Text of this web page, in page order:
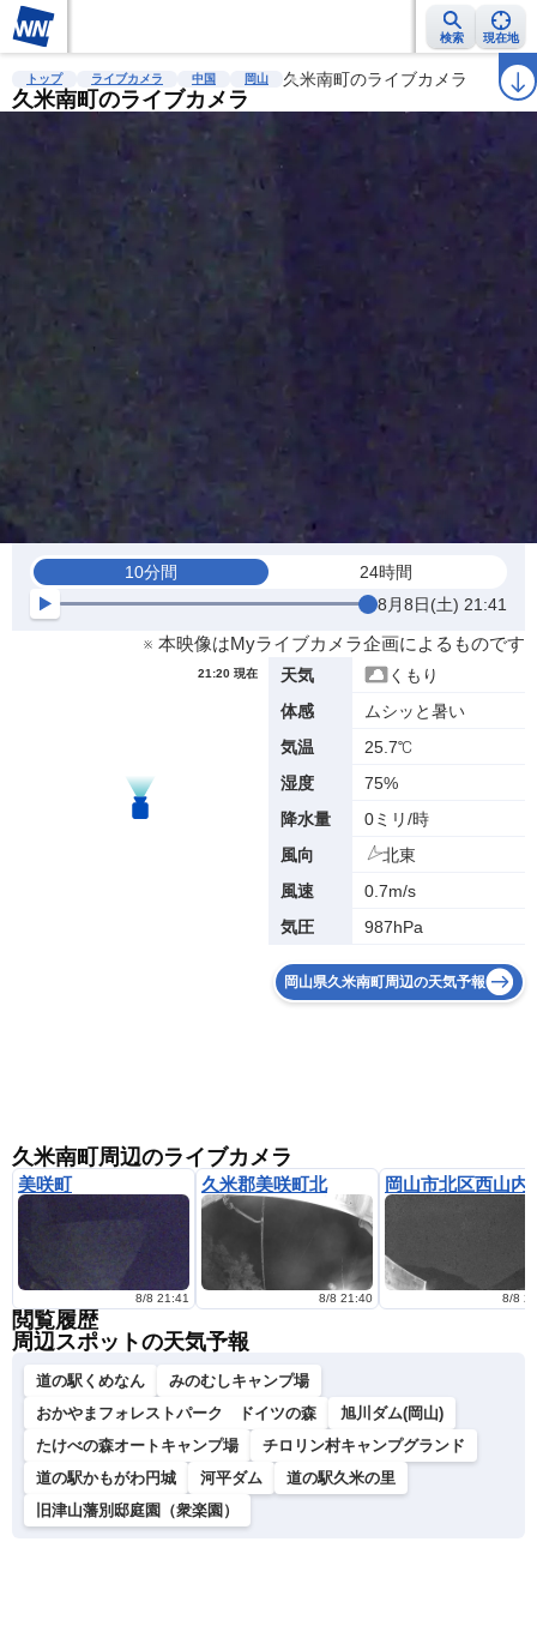
検索 現在地
雨雲レーダー 台風情報 地震情報 警報・注意報 2週間天気 ラ
トップ ライブカメラ 中国 岡山 久米南町のライブカメラ
久米南町のライブカメラ
10分間
24時間
8月8日(土) 21:41
※ 本映像はMyライブカメラ企画によるものです
21:20 現在 天気
くもり
体感
ムシッと暑い
気温
25.7℃
湿度
75%
降水量
0ミリ/時
風向
北東
風速
0.7m/s
気圧
987hPa
岡山県久米南町周辺の天気予報
久米南町周辺のライブカメラ
美咲町
8/8 21:41
久米郡美咲町北
8/8 21:40 8/8
閲覧履歴
周辺スポットの天気予報
道の駅くめなん
みのむしキャンプ場
おかやまフォレストパーク ドイツの森
旭川ダム(岡山)
たけべの森オートキャンプ場
チロリン村キャンプグランド
道の駅かもがわ円城
河平ダム
道の駅久米の里
旧津山藩別邸庭園（衆楽園）